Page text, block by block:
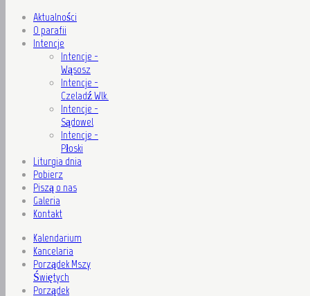
Aktualności
O parafii
Intencje
Intencje -
Wąsosz
Intencje -
Czeladź Wlk.
Intencje -
Sądowel
Intencje -
Płoski
Liturgia dnia
Pobierz
Piszą o nas
Galeria
Kontakt
Kalendarium
Kancelaria
Porządek Mszy
Świętych
Porządek